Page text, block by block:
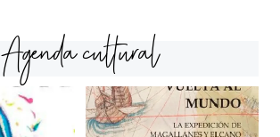
Agenda cultural